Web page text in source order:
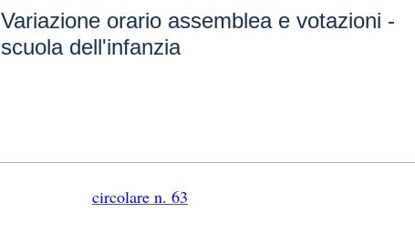
Variazione orario assemblea e votazioni -
scuola dell'infanzia
circolare n. 63